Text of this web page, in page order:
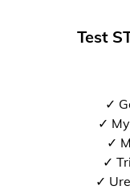
Test
✓
✓
✓
✓
✓